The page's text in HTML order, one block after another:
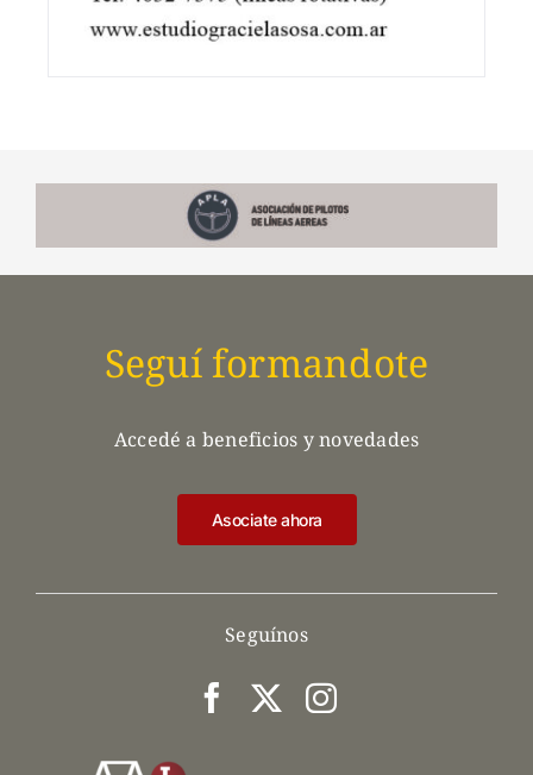
Seguínos
Seguí formandote
Accedé a beneficios y novedades
Asociate ahora